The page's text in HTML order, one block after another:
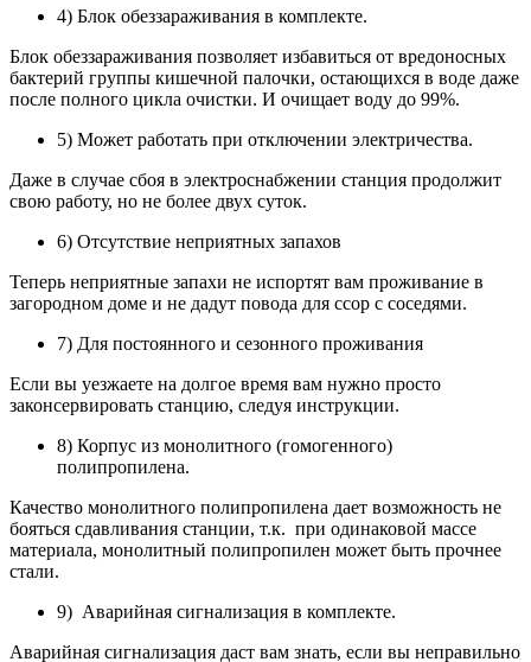
4) Блок обеззараживания в комплекте.
Блок обеззараживания позволяет избавиться от вредоносных
бактерий группы кишечной палочки, остающихся в воде даже
после полного цикла очистки. И очищает воду до 99%.
5) Может работать при отключении электричества.
Даже в случае сбоя в электроснабжении станция продолжит
свою работу, но не более двух суток.
6) Отсутствие неприятных запахов
Теперь неприятные запахи не испортят вам проживание в
загородном доме и не дадут повода для ссор с соседями.
7) Для постоянного и сезонного проживания
Если вы уезжаете на долгое время вам нужно просто
законсервировать станцию, следуя инструкции.
8) Корпус из монолитного (гомогенного)
полипропилена.
Качество монолитного полипропилена дает возможность не
бояться сдавливания станции, т.к. при одинаковой массе
материала, монолитный полипропилен может быть прочнее
стали.
9) Аварийная сигнализация в комплекте.
Аварийная сигнализация даст вам знать, если вы неправильно